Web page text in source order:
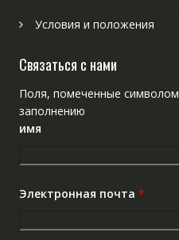
Условия и положения
Связаться с нами
Поля, помеченные символом
заполнению
имя
Электронная почта *